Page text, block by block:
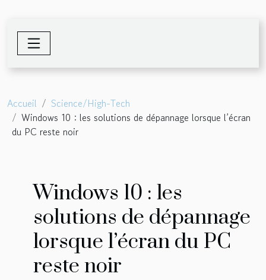
Accueil
Science/High-Tech
Windows 10 : les solutions de dépannage lorsque l’écran
du PC reste noir
Windows 10 : les
solutions de dépannage
lorsque l’écran du PC
reste noir